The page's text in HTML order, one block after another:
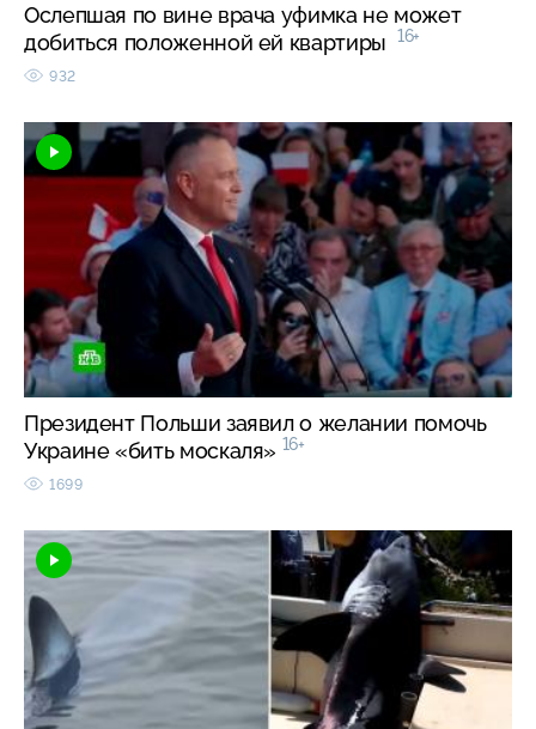
Ослепшая по вине врача уфимка не может
добиться положенной ей квартиры
16+
932
Президент Польши заявил о желании помочь
Украине «бить москаля» 16+
1699